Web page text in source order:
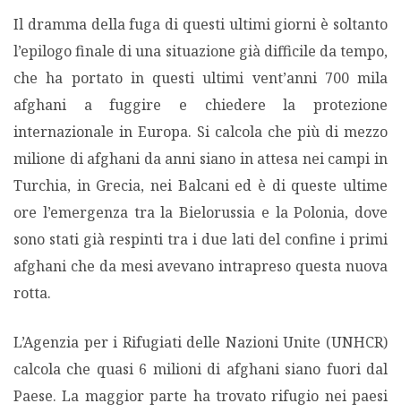
Il dramma della fuga di questi ultimi giorni è soltanto
l’epilogo finale di una situazione già difficile da tempo,
che ha portato in questi ultimi vent’anni 700 mila
afghani a fuggire e chiedere la protezione
internazionale in Europa. Si calcola che più di mezzo
milione di afghani da anni siano in attesa nei campi in
Turchia, in Grecia, nei Balcani ed è di queste ultime
ore l’emergenza tra la Bielorussia e la Polonia, dove
sono stati già respinti tra i due lati del confine i primi
afghani che da mesi avevano intrapreso questa nuova
rotta.
L’Agenzia per i Rifugiati delle Nazioni Unite (UNHCR)
calcola che quasi 6 milioni di afghani siano fuori dal
Paese. La maggior parte ha trovato rifugio nei paesi